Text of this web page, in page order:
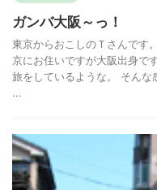
ガンバ大阪～っ！
東京からおこしのＴさんです
京にお住いですが大阪出身で
旅をしているような。 そん
...